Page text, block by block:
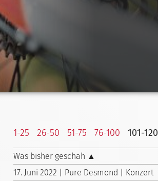
1-25 26-50 51-75 76-100 101-120
Was bisher geschah ▲
17. Juni 2022 | Pure Desmond | Konzert